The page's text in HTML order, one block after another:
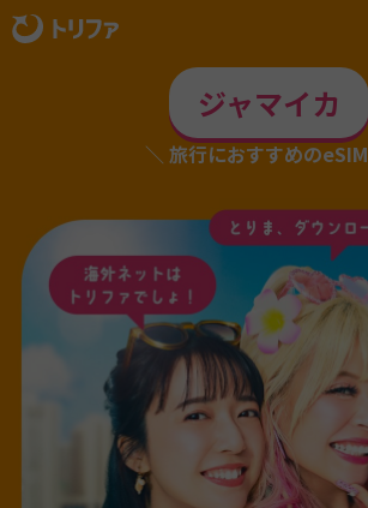
ジャマイカ
旅行におすすめのeSIM